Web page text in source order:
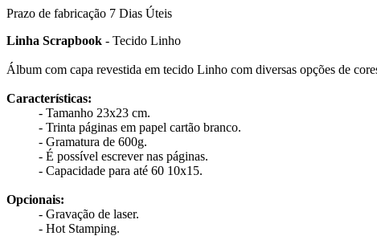
Prazo de fabricação 7 Dias Úteis
Linha Scrapbook - Tecido Linho
Álbum com capa revestida em tecido Linho com diversas opções de
Características:
- Tamanho 23x23 cm.
- Trinta páginas em papel cartão branco.
- Gramatura de 600g.
- É possível escrever nas páginas.
- Capacidade para até 60 10x15.
Opcionais:
- Gravação de laser.
- Hot Stamping.